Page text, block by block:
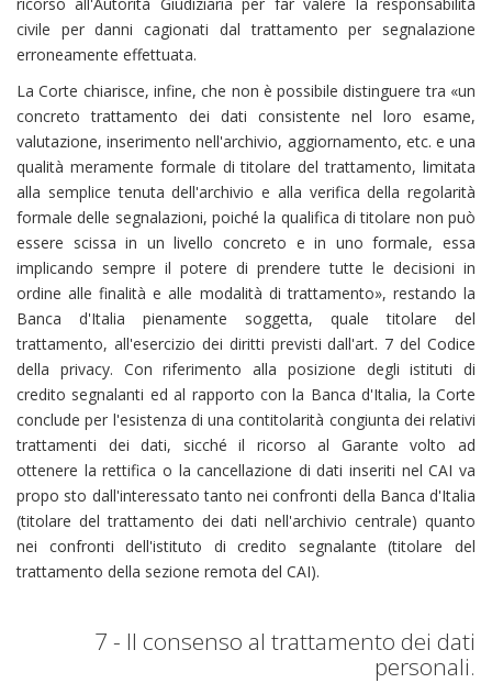
civile per danni cagionati dal trattamento per segnalazione
erroneamente effettuata.
La Corte chiarisce, infine, che non è possibile distinguere tra «un
concreto trattamento dei dati consistente nel loro esame,
valutazione, inserimento nell'archivio, aggiornamento, etc. e una
qualità meramente formale di titolare del trattamento, limitata
alla semplice tenuta dell'archivio e alla verifica della regolarità
formale delle segnalazioni, poiché la qualifica di titolare non può
essere scissa in un livello concreto e in uno formale, essa
implicando sempre il potere di prendere tutte le decisioni in
ordine alle finalità e alle modalità di trattamento», restando la
Banca d'Italia pienamente soggetta, quale titolare del
trattamento, all'esercizio dei diritti previsti dall'art. 7 del Codice
della privacy. Con riferimento alla posizione degli istituti di
credito segnalanti ed al rapporto con la Banca d'Italia, la Corte
conclude per l'esistenza di una contitolarità congiunta dei relativi
trattamenti dei dati, sicché il ricorso al Garante volto ad
ottenere la rettifica o la cancellazione di dati inseriti nel CAI va
propo sto dall'interessato tanto nei confronti della Banca d'Italia
(titolare del trattamento dei dati nell'archivio centrale) quanto
nei confronti dell'istituto di credito segnalante (titolare del
trattamento della sezione remota del CAI).
7 - Il consenso al trattamento dei dati
personali.